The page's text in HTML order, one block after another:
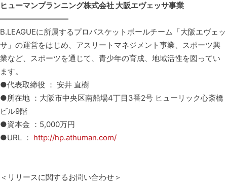
ヒューマンプランニング株式会社 大阪エヴェッサ事業
—————————
B.LEAGUEに所属するプロバスケットボールチーム「大阪エヴェッ
サ」の運営をはじめ、アスリートマネジメント事業、スポーツ興
業など、スポーツを通じて、青少年の育成、地域活性を図ってい
ます。
●代表取締役 ： 安井 直樹
●所在地 ：大阪市中央区南船場4丁目3番2号 ヒューリック心斎橋
ビル9階
●資本金 ：5,000万円
●URL ： http://hp.athuman.com/
＜リリースに関するお問い合わせ＞